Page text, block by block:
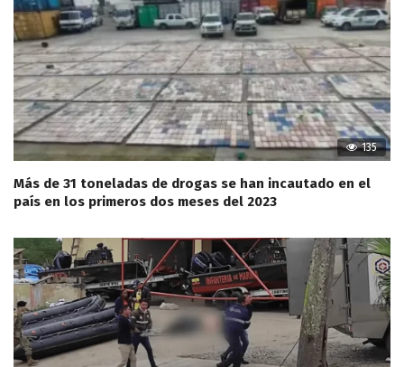
135
Más de 31 toneladas de drogas se han incautado en el
país en los primeros dos meses del 2023